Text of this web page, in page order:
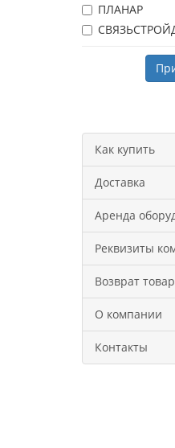
ПЛАНАР
Как купить
Доставка
Аренда
Реквизиты
Возврат
О компании
Контакты